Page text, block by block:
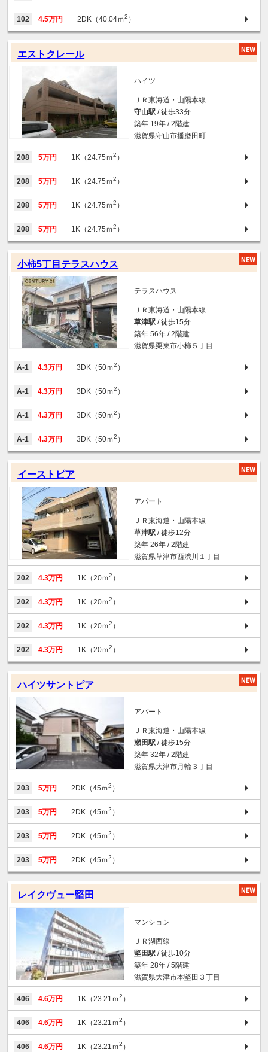
102 4.5万円 2DK（40.04ｍ2 ）
エストクレール
ハイツ
ＪＲ東海道・山陽本線
守山駅 / 徒歩33分
築年 19年 / 2階建
滋賀県守山市播磨田町
208 5万円 1K（24.75ｍ2 ）
208 5万円 1K（24.75ｍ2 ）
208 5万円 1K（24.75ｍ2 ）
208 5万円 1K（24.75ｍ2 ）
小柿5丁目テラスハウス
テラスハウス
ＪＲ東海道・山陽本線
草津駅 / 徒歩15分
築年 56年 / 2階建
滋賀県栗東市小柿５丁目
A-1 4.3万円 3DK（50ｍ2 ）
A-1 4.3万円 3DK（50ｍ2 ）
A-1 4.3万円 3DK（50ｍ2 ）
A-1 4.3万円 3DK（50ｍ2 ）
イーストピア
アパート
ＪＲ東海道・山陽本線
草津駅 / 徒歩12分
築年 26年 / 2階建
滋賀県草津市西渋川１丁目
202 4.3万円 1K（20ｍ2 ）
202 4.3万円 1K（20ｍ2 ）
202 4.3万円 1K（20ｍ2 ）
202 4.3万円 1K（20ｍ2 ）
ハイツサントピア
アパート
ＪＲ東海道・山陽本線
瀬田駅 / 徒歩15分
築年 32年 / 2階建
滋賀県大津市月輪３丁目
203 5万円 2DK（45ｍ2 ）
203 5万円 2DK（45ｍ2 ）
203 5万円 2DK（45ｍ2 ）
203 5万円 2DK（45ｍ2 ）
レイクヴュー堅田
マンション
ＪＲ湖西線
堅田駅 / 徒歩10分
築年 28年 / 5階建
滋賀県大津市本堅田３丁目
406 4.6万円 1K（23.21ｍ2 ）
406 4.6万円 1K（23.21ｍ2 ）
406 4.6万円 1K（23.21ｍ2 ）